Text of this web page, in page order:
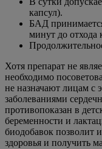
капсул).
БАД
минут до отхода
Хотя препарат не
необходимо
не назначают лицам с
заболеваниями
противопоказан в
беременности и
биодобавок позволит
здоровья и получить